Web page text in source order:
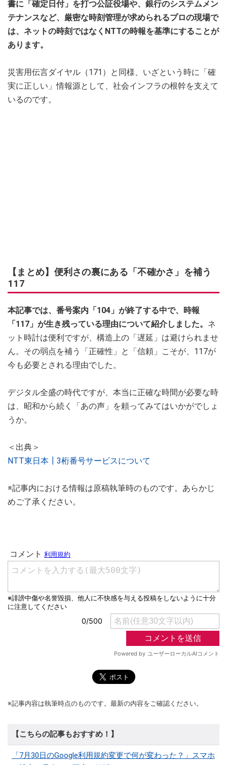
書に「確定日付」を打つ公証役場や、銀行のシステムメン
テナンスなど、厳密な時刻管理が求められるプロの現場で
は、ネットの時刻ではなくNTTの時報を基準にすることが
あります。
災害用伝言ダイヤル（171）と同様、いざという時に「確
実に正しい」情報源として、社会インフラの根幹を支えて
いるのです。
【まとめ】便利さの裏にある「不確かさ」を補う
117
本記事では、番号案内「104」が終了する中で、時報
「117」が生き残っている理由について紹介しました。 ネ
ット時計は便利ですが、構造上の「遅延」は避けられませ
ん。その弱点を補う「正確性」と「信頼」こそが、117が
今も必要とされる理由でした。
デジタル全盛の時代ですが、本当に正確な時間が必要な時
は、昭和から続く「あの声」を頼ってみてはいかがでしょ
うか。
＜出典＞
NTT東日本┃3桁番号サービスについて
※記事内における情報は原稿執筆時のものです。あらかじ
めご了承ください。
※記事内容は執筆時点のものです。最新の内容をご確認ください。
【こちらの記事もおすすめ！】
「7月30日のGoogle利用規約変更で何が変わった？」スマホ